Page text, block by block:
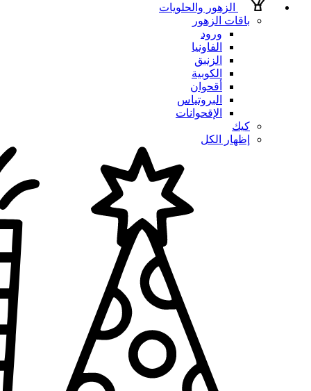
الزهور والحلويات
باقات الزهور
ورود
الفاونيا
الزنبق
الكوبية
أقحوان
البروتياس
الإقحوانات
كيك
إظهار الكل